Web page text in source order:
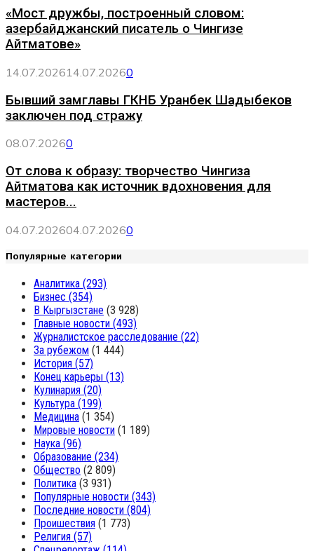
«Мост дружбы, построенный словом:
азербайджанский писатель о Чингизе
Айтматове»
14.07.202614.07.20260
Бывший замглавы ГКНБ Уранбек Шадыбеков
заключен под стражу
08.07.20260
От слова к образу: творчество Чингиза
Айтматова как источник вдохновения для
мастеров...
04.07.202604.07.20260
Популярные категории
Аналитика (293)
Бизнес (354)
В Кыргызстане (3 928)
Главные новости (493)
Журналистское расследование (22)
За рубежом (1 444)
История (57)
Конец карьеры (13)
Кулинария (20)
Культура (199)
Медицина (1 354)
Мировые новости (1 189)
Наука (96)
Образование (234)
Общество (2 809)
Политика (3 931)
Популярные новости (343)
Последние новости (804)
Проишествия (1 773)
Религия (57)